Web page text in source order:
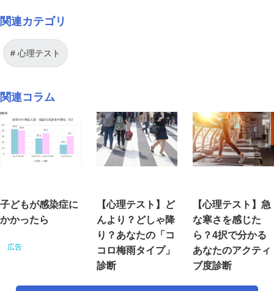
関連カテゴリ
心理テスト
関連コラム
子どもが感染症に
かかったら
【心理テスト】ど
んより？どしゃ降
り？あなたの「コ
コロ梅雨タイプ」
診断
【心理テスト】急
な寒さを感じた
ら？4択で分かる
あなたのアクティ
ブ度診断